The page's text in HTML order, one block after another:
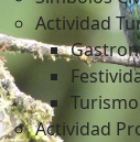
Actividad
Turismo
Actividad